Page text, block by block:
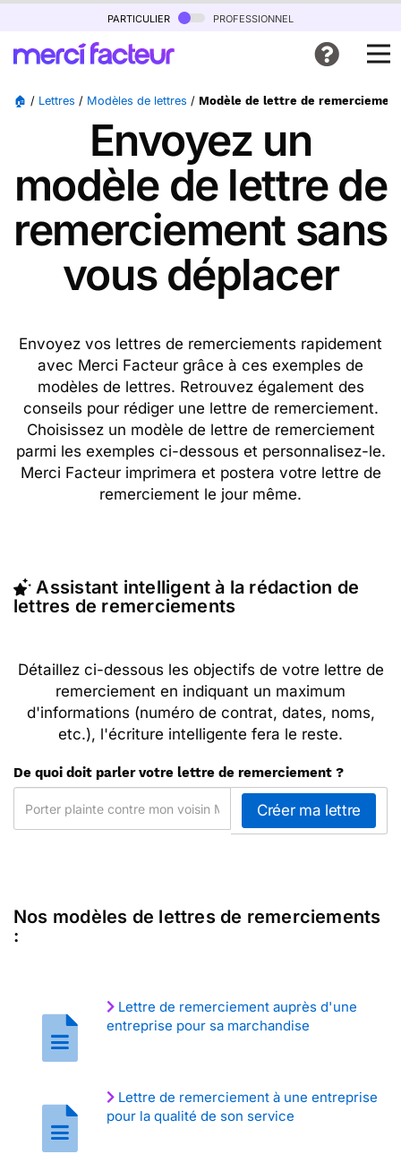
particulier professionnel
🏠 / Lettres / Modèles de lettres / Modèle de lettre de remerciement
Envoyez un
modèle de lettre de
remerciement sans
vous déplacer
Envoyez vos lettres de remerciements rapidement
avec Merci Facteur grâce à ces exemples de
modèles de lettres. Retrouvez également des
conseils pour rédiger une lettre de remerciement.
Choisissez un modèle de lettre de remerciement
parmi les exemples ci-dessous et personnalisez-le.
Merci Facteur imprimera et postera votre lettre de
remerciement le jour même.
Assistant intelligent à la rédaction de
lettres de remerciements
Détaillez ci-dessous les objectifs de votre lettre de
remerciement en indiquant un maximum
d'informations (numéro de contrat, dates, noms,
etc.), l'écriture intelligente fera le reste.
De quoi doit parler votre lettre de remerciement ?
Nos modèles de lettres de remerciements
:
Lettre de remerciement auprès d'une
entreprise pour sa marchandise
Lettre de remerciement à une entreprise
pour la qualité de son service